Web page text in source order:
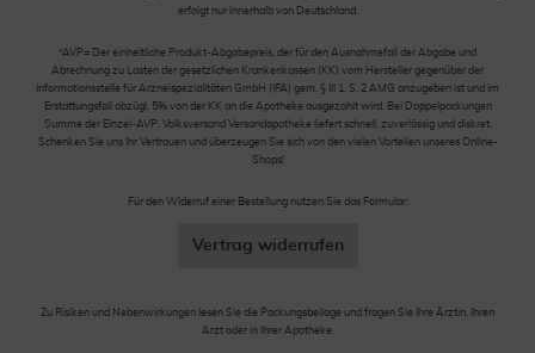
erfolgt nur innerhalb von Deutschland.
*AVP= Der einheitliche Produkt-Abgabepreis, der für den Ausnahmefall der Abgabe und
Abrechnung zu Lasten der gesetzlichen Krankenkassen (KK) vom Hersteller gegenüber der
Informationsstelle für Arzneispezialitäten GmbH (IFA) gem. § III 1, S. 2 AMG anzugeben ist und im
Erstattungsfall abzügl. 5% von der KK an die Apotheke ausgezahlt wird. Bei Doppelpackungen
Summe der Einzel-AVP. Volksversand Versandapotheke liefert schnell, zuverlässig und diskret.
Schenken Sie uns Ihr Vertrauen und überzeugen Sie sich von den vielen Vorteilen unseres Online-
Shops!
Für den Widerruf einer Bestellung nutzen Sie das Formular:
Vertrag widerrufen
Zu Risiken und Nebenwirkungen lesen Sie die Packungsbeilage und fragen Sie Ihre Ärztin, Ihren
Arzt oder in Ihrer Apotheke.